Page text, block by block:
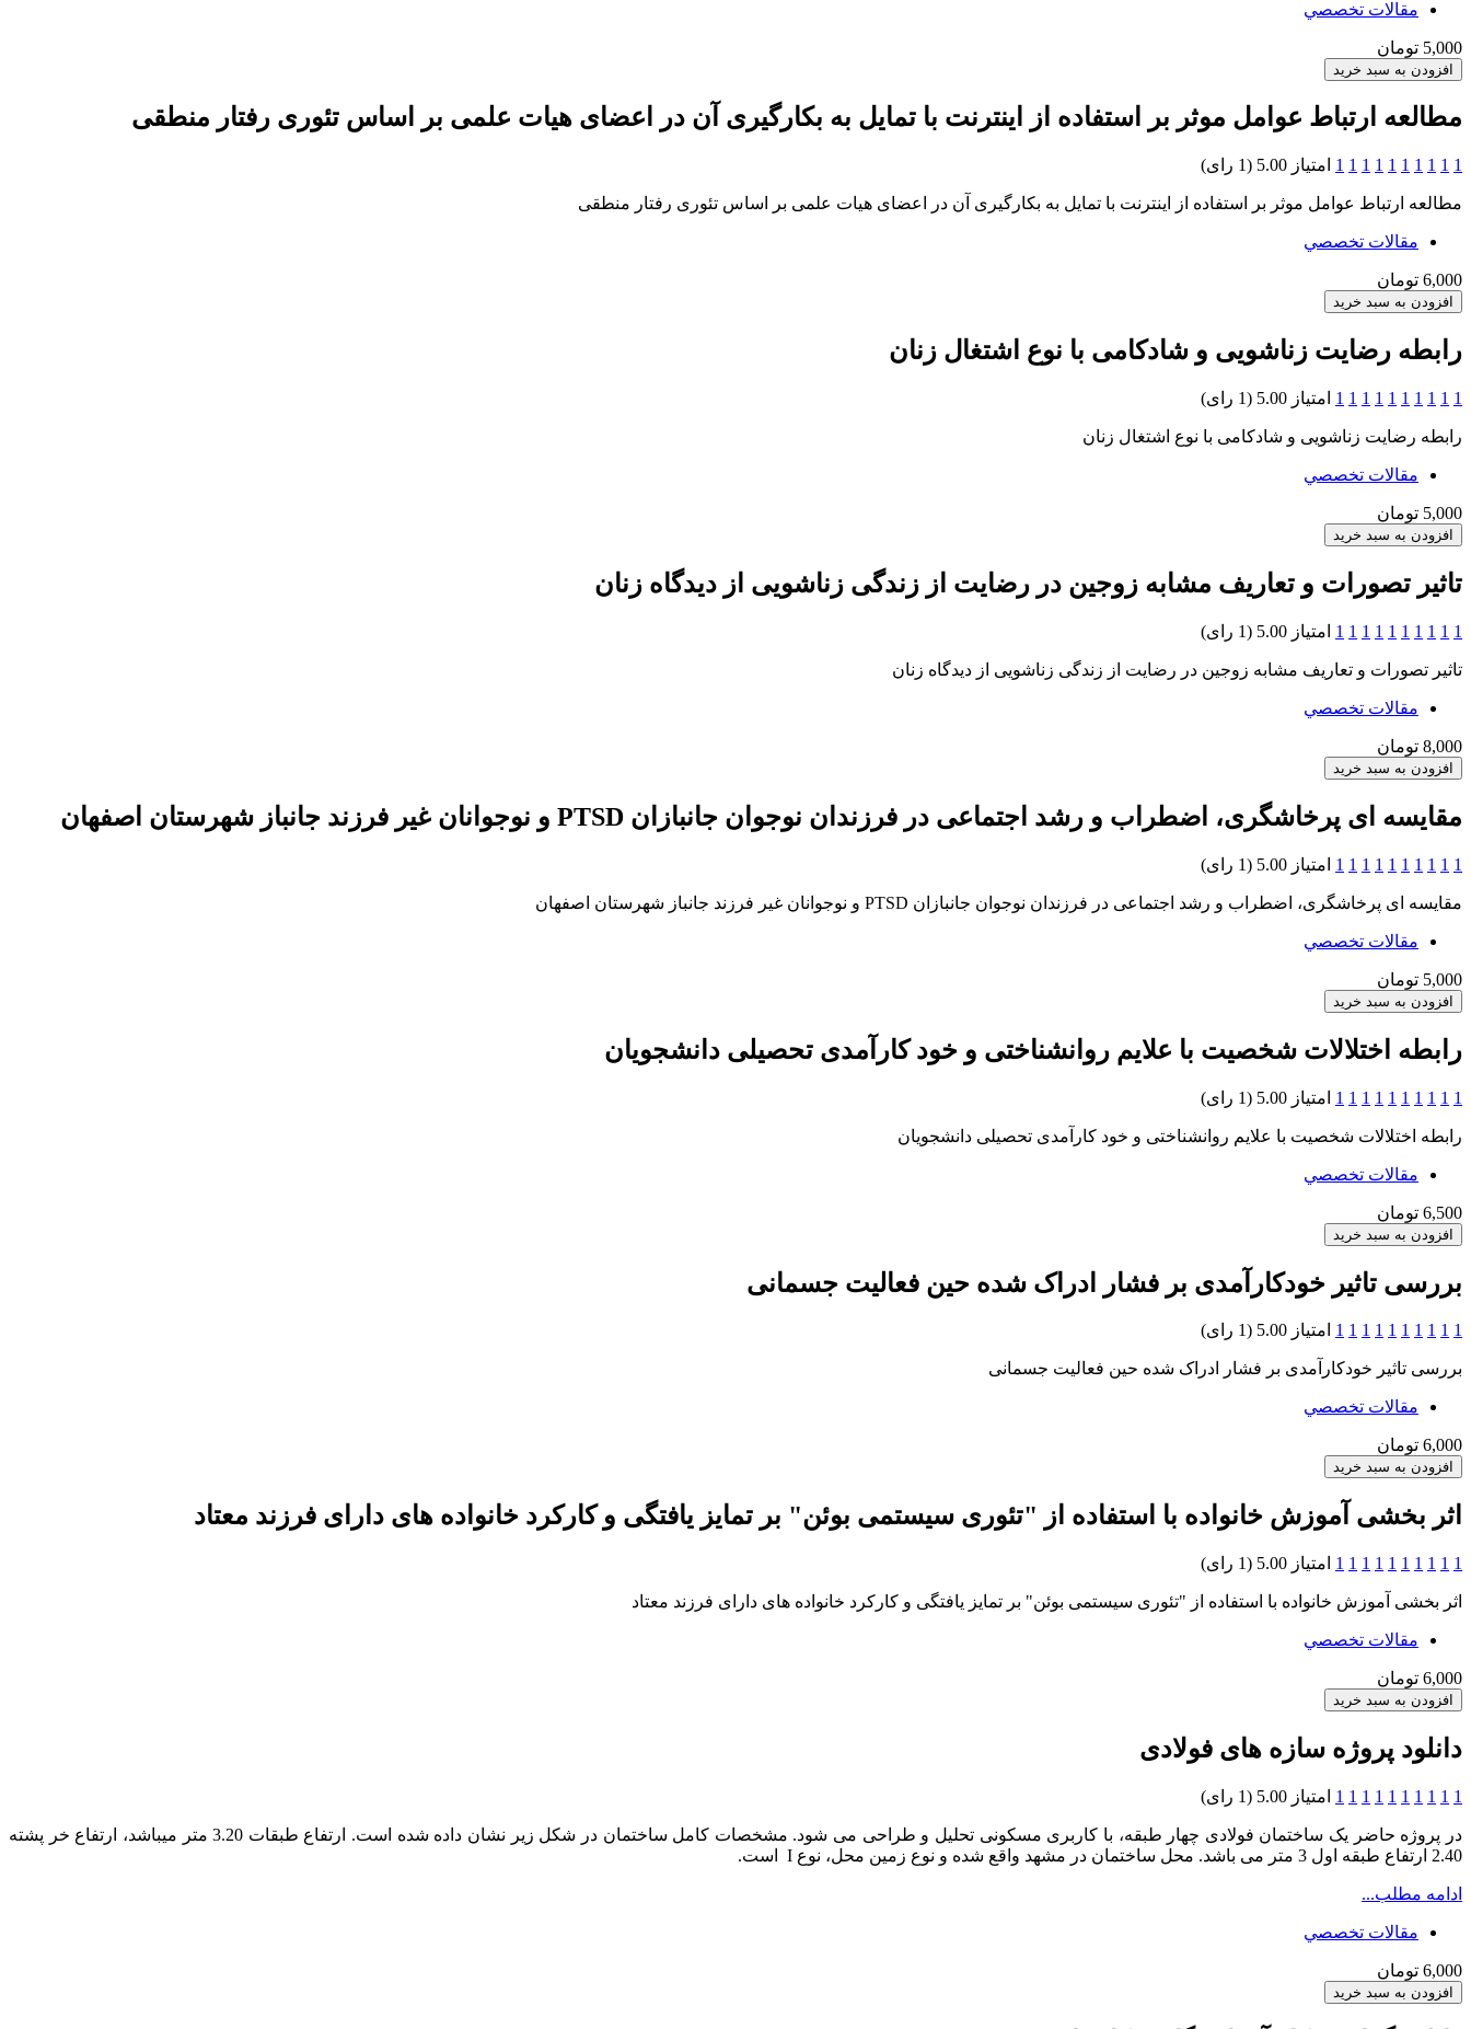
مقالات تخصصي
5,000 تومان
مطالعه ارتباط عوامل موثر بر استفاده از اینترنت با تمایل به بکارگیری آن در اعضای هیات علمی بر اساس تئوری رفتار منطقی
1
1
1
1
1
1
1
1
1
1 امتیاز 5.00 (1 رای)
مطالعه ارتباط عوامل موثر بر استفاده از اینترنت با تمایل به بکارگیری آن در اعضای هیات علمی بر اساس تئوری رفتار منطقی
مقالات تخصصي
6,000 تومان
رابطه رضایت زناشویی و شادکامی با نوع اشتغال زنان
1
1
1
1
1
1
1
1
1
1 امتیاز 5.00 (1 رای)
رابطه رضایت زناشویی و شادکامی با نوع اشتغال زنان
مقالات تخصصي
5,000 تومان
تاثیر تصورات و تعاریف مشابه زوجین در رضایت از زندگی زناشویی از دیدگاه زنان
1
1
1
1
1
1
1
1
1
1 امتیاز 5.00 (1 رای)
تاثیر تصورات و تعاریف مشابه زوجین در رضایت از زندگی زناشویی از دیدگاه زنان
مقالات تخصصي
8,000 تومان
مقایسه ای پرخاشگری، اضطراب و رشد اجتماعی در فرزندان نوجوان جانبازان PTSD و نوجوانان غیر فرزند جانباز شهرستان اصفهان
1
1
1
1
1
1
1
1
1
1 امتیاز 5.00 (1 رای)
مقایسه ای پرخاشگری، اضطراب و رشد اجتماعی در فرزندان نوجوان جانبازان PTSD و نوجوانان غیر فرزند جانباز شهرستان اصفهان
مقالات تخصصي
5,000 تومان
رابطه اختلالات شخصیت با علایم روانشناختی و خود کارآمدی تحصیلی دانشجویان
1
1
1
1
1
1
1
1
1
1 امتیاز 5.00 (1 رای)
رابطه اختلالات شخصیت با علایم روانشناختی و خود کارآمدی تحصیلی دانشجویان
مقالات تخصصي
6,500 تومان
بررسی تاثیر خودکارآمدی بر فشار ادراک شده حین فعالیت جسمانی
1
1
1
1
1
1
1
1
1
1 امتیاز 5.00 (1 رای)
بررسی تاثیر خودکارآمدی بر فشار ادراک شده حین فعالیت جسمانی
مقالات تخصصي
6,000 تومان
اثر بخشی آموزش خانواده با استفاده از "تئوری سیستمی بوئن" بر تمایز یافتگی و کارکرد خانواده های دارای فرزند معتاد
1
1
1
1
1
1
1
1
1
1 امتیاز 5.00 (1 رای)
اثر بخشی آموزش خانواده با استفاده از "تئوری سیستمی بوئن" بر تمایز یافتگی و کارکرد خانواده های دارای فرزند معتاد
مقالات تخصصي
6,000 تومان
دانلود پروژه سازه های فولادی
1
1
1
1
1
1
1
1
1
1 امتیاز 5.00 (1 رای)
در پروژه حاضر یک ساختمان فولادی چهار طبقه، با کاربری مسکونی تحلیل و طراحی می شود. مشخصات کامل ساختمان در شکل زیر نشان داده شده است. ارتفاع طبقات 3.20 متر میباشد، ارتفاع خر پشته
2.40 ارتفاع طبقه اول 3 متر می باشد. محل ساختمان در مشهد واقع شده و نوع زمین محل، نوع I است.
ادامه مطلب...
مقالات تخصصي
6,000 تومان